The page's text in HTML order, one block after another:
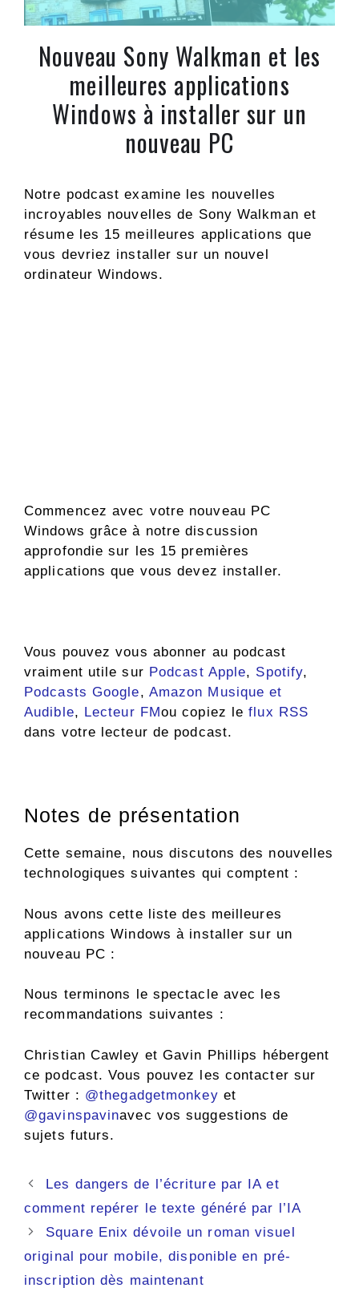
Nouveau Sony Walkman et les
meilleures applications
Windows à installer sur un
nouveau PC
Notre podcast examine les nouvelles
incroyables nouvelles de Sony Walkman et
résume les 15 meilleures applications que
vous devriez installer sur un nouvel
ordinateur Windows.
Commencez avec votre nouveau PC
Windows grâce à notre discussion
approfondie sur les 15 premières
applications que vous devez installer.
Vous pouvez vous abonner au podcast
vraiment utile sur Podcast Apple, Spotify,
Podcasts Google, Amazon Musique et
Audible, Lecteur FMou copiez leflux RSS
dans votre lecteur de podcast.
Notes de présentation
Cette semaine, nous discutons des nouvelles
technologiques suivantes qui comptent :
Nous avons cette liste des meilleures
applications Windows à installer sur un
nouveau PC :
Nous terminons le spectacle avec les
recommandations suivantes :
Christian Cawley et Gavin Phillips hébergent
ce podcast. Vous pouvez les contacter sur
Twitter : @thegadgetmonkey et
@gavinspavinavec vos suggestions de
sujets futurs.
Navigation
des
Les dangers de l’écriture par IA et
comment repérer le texte généré par l’IA
Square Enix dévoile un roman visuel
original pour mobile, disponible en pré-
inscription dès maintenant